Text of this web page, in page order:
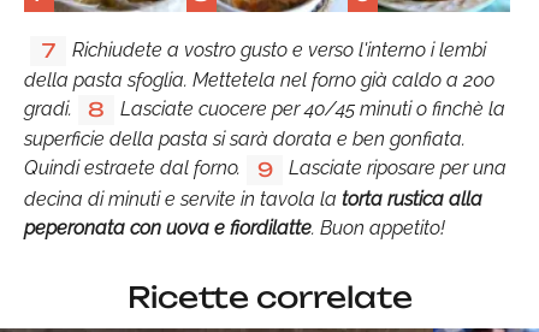
7
Richiudete a vostro gusto e verso l'interno i lembi
della pasta sfoglia. Mettetela nel forno già caldo a 200
gradi.
8
Lasciate cuocere per 40/45 minuti o finchè la
superficie della pasta si sarà dorata e ben gonfiata.
Quindi estraete dal forno.
9
Lasciate riposare per una
decina di minuti e servite in tavola la torta rustica alla
peperonata con uova e fiordilatte. Buon appetito!
Ricette correlate